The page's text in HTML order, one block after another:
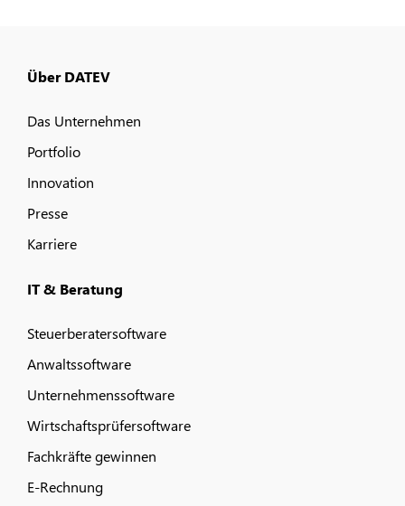
Über DATEV
Das Unternehmen
Portfolio
Innovation
Presse
Karriere
IT & Beratung
Steuerberatersoftware
Anwaltssoftware
Unternehmenssoftware
Wirtschaftsprüfersoftware
Fachkräfte gewinnen
E-Rechnung